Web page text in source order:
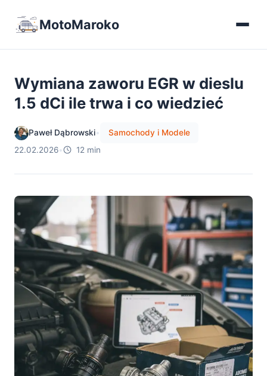
MotoMaroko
Wymiana zaworu EGR w dieslu
1.5 dCi ile trwa i co wiedzieć
Paweł Dąbrowski•
Samochody i Modele
22.02.2026• 12 min